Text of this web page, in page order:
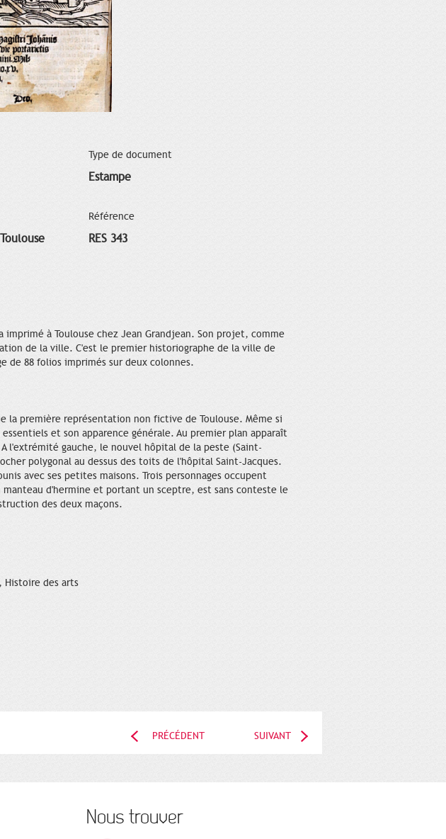
Type de document
Estampe
Référence
RES 343
à Toulouse chez Jean Grandjean. Son projet, comme
de la ville. C'est le premier historiographe de la ville de
de 88 folios imprimés sur deux colonnes.
la première représentation non fictive de Toulouse. Même si
et son apparence générale. Au premier plan apparaît
l'extrémité gauche, le nouvel hôpital de la peste (Saint-
polygonal au dessus des toits de l'hôpital Saint-Jacques.
avec ses petites maisons. Trois personnages occupent
d'hermine et portant un sceptre, est sans conteste le
des deux maçons.
Histoire des arts
PRÉCÉDENT SUIVANT
Nous trouver